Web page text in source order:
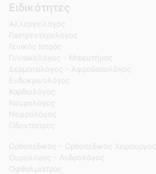
Ειδικότητες
Αλλεργιολόγος
Γαστρεντερολόγος
Γενικός Ιατρός
Γυναικολόγος - Μαιευτήρας
Δερματολόγος - Αφροδισιολόγος
Ενδοκρινολόγος
Καρδιολόγος
Νευρολόγος
Νεφρολόγος
Οδοντίατρος
Ορθοπεδικός - Ορθοπεδικός Χειρουργός
Ουρολόγος - Ανδρολόγος
Οφθαλμίατρος